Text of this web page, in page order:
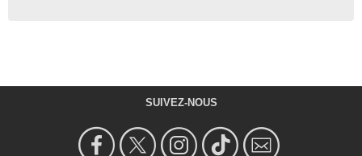
SUIVEZ-NOUS